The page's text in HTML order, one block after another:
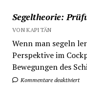
Segeltheorie:
VON KAPITÄN
Wenn man segeln
Perspektive im
Bewegungen des
Kommentare deaktiviert